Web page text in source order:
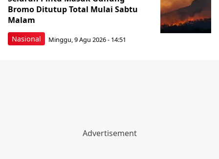
Nasional
Bromo Ditutup Total Mulai Sabtu
Malam
Minggu, 9 Agu 2026 - 14:51